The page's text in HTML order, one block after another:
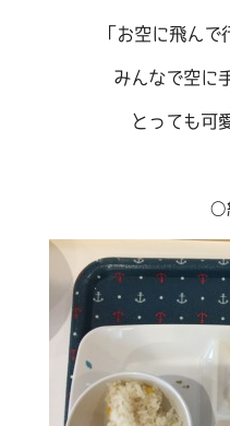
「お空に飛ん
みんなで空に
とっても
○